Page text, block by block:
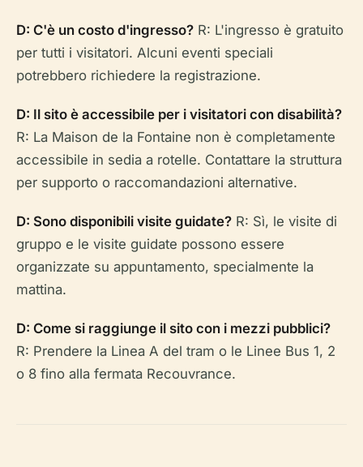
D: C'è un costo d'ingresso? R: L'ingresso è gratuito
per tutti i visitatori. Alcuni eventi speciali
potrebbero richiedere la registrazione.
D: Il sito è accessibile per i visitatori con disabilità?
R: La Maison de la Fontaine non è completamente
accessibile in sedia a rotelle. Contattare la struttura
per supporto o raccomandazioni alternative.
D: Sono disponibili visite guidate? R: Sì, le visite di
gruppo e le visite guidate possono essere
organizzate su appuntamento, specialmente la
mattina.
D: Come si raggiunge il sito con i mezzi pubblici?
R: Prendere la Linea A del tram o le Linee Bus 1, 2
o 8 fino alla fermata Recouvrance.